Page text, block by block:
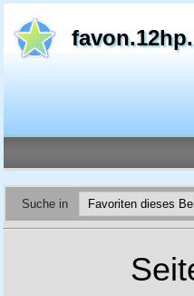
Suche in